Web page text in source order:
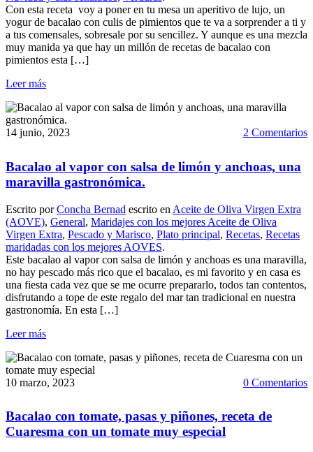
Con esta receta voy a poner en tu mesa un aperitivo de lujo, un
yogur de bacalao con culis de pimientos que te va a sorprender a ti y
a tus comensales, sobresale por su sencillez. Y aunque es una mezcla
muy manida ya que hay un millón de recetas de bacalao con
pimientos esta […]
Leer más
14 junio, 2023 2 Comentarios
Bacalao al vapor con salsa de limón y anchoas, una
maravilla gastronómica.
Escrito porConcha Bernad escrito en Aceite de Oliva Virgen Extra
(AOVE), General, Maridajes con los mejores Aceite de Oliva
Virgen Extra, Pescado y Marisco, Plato principal, Recetas, Recetas
maridadas con los mejores AOVES.
Este bacalao al vapor con salsa de limón y anchoas es una maravilla,
no hay pescado más rico que el bacalao, es mi favorito y en casa es
una fiesta cada vez que se me ocurre prepararlo, todos tan contentos,
disfrutando a tope de este regalo del mar tan tradicional en nuestra
gastronomía. En esta […]
Leer más
10 marzo, 2023 0 Comentarios
Bacalao con tomate, pasas y piñones, receta de
Cuaresma con un tomate muy especial